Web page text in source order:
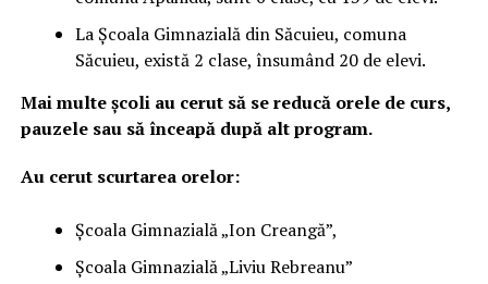
La Școala Gimnazială din Săcuieu, comuna
Săcuieu, există 2 clase, însumând 20 de elevi.
Mai multe școli au cerut să se reducă orele de curs,
pauzele sau să înceapă după alt program.
Au cerut scurtarea orelor:
Școala Gimnazială „Ion Creangă”,
Școala Gimnazială „Liviu Rebreanu”